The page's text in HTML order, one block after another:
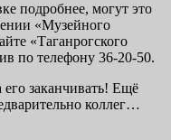
подробнее, могут это
«Музейного
«Таганрогского
по телефону 36-20-50.
его заканчивать! Ещё
коллег…